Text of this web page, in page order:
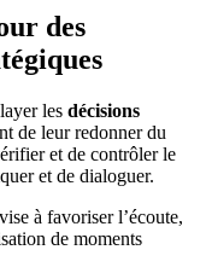
des
les décisions
de leur redonner du
et de contrôler le
et de dialoguer.
vise à favoriser l’écoute,
de moments